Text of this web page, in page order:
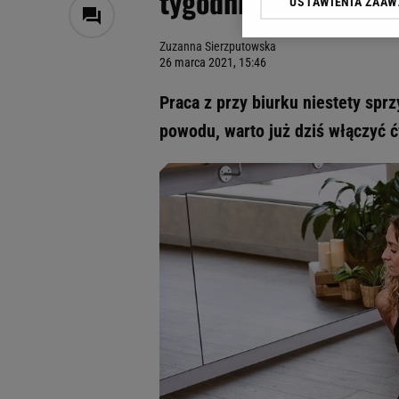
Zuzanna Sierzputowska
26 marca 2021, 15:46
Praca z przy biurku niestety
powodu, warto już dziś włączyć
Klikając „Akceptuję”
dotyczące plików
odnośnik „Ustawienia
My, nasi Zaufani
Użycie dokładnych
Przechowywanie
badnie odbiorców i